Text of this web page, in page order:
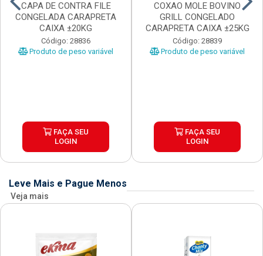
CAPA DE CONTRA FILE
CONGELADA CARAPRETA
CAIXA ±20KG
Código: 28836
Produto de peso variável
FAÇA SEU
LOGIN
COXAO MOLE BOVINO
GRILL CONGELADO
CARAPRETA CAIXA ±25KG
Código: 28839
Produto de peso variável
FAÇA SEU
LOGIN
Leve Mais e Pague Menos
Veja mais